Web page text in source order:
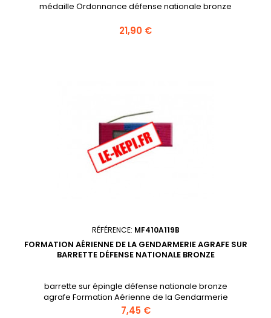
médaille Ordonnance défense nationale bronze
Prix
21,90 €
RÉFÉRENCE: MF410A119B
FORMATION AÉRIENNE DE LA GENDARMERIE AGRAFE SUR
BARRETTE DÉFENSE NATIONALE BRONZE
barrette sur épingle défense nationale bronze
agrafe Formation Aérienne de la Gendarmerie
Prix
7,45 €